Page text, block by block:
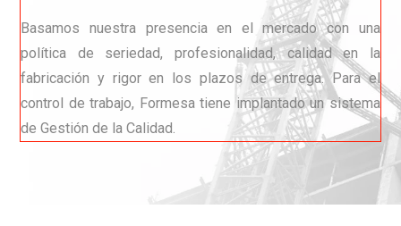
Basamos nuestra presencia en el mercado con una
política de seriedad, profesionalidad, calidad en la
fabricación y rigor en los plazos de entrega. Para el
control de trabajo, Formesa tiene implantado un sistema
de Gestión de la Calidad.